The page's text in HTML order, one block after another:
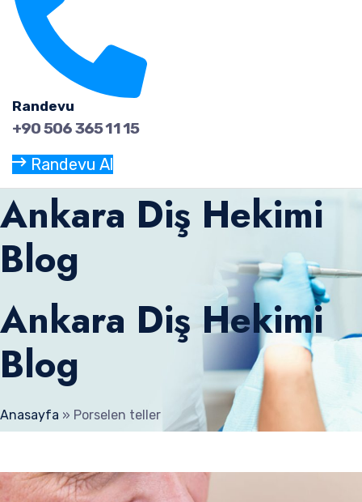
Randevu
+90 506 365 11 15
Randevu Al
Ankara Diş Hekimi
Blog
Ankara Diş Hekimi
Blog
Anasayfa » Porselen teller